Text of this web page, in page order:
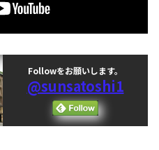
Followをお願いします。
@sunsatoshi1